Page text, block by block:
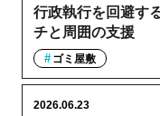
行政執行を回避す
チと周囲の支援
ゴミ屋敷
2026.06.23